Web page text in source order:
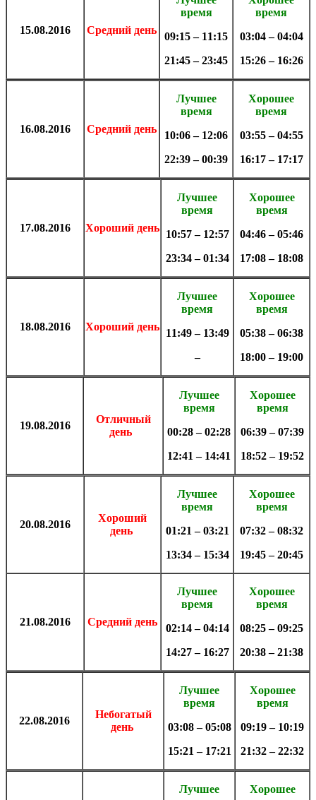
15.08.2016 Средний день
время
09:15 – 11:15
21:45 – 23:45
время
03:04 – 04:04
15:26 – 16:26
16.08.2016 Средний день
Лучшее
время
10:06 – 12:06
22:39 – 00:39
Хорошее
время
03:55 – 04:55
16:17 – 17:17
17.08.2016 Хороший день
Лучшее
время
10:57 – 12:57
23:34 – 01:34
Хорошее
время
04:46 – 05:46
17:08 – 18:08
18.08.2016 Хороший день
Лучшее
время
11:49 – 13:49
–
Хорошее
время
05:38 – 06:38
18:00 – 19:00
19.08.2016
Отличный
день
Лучшее
время
00:28 – 02:28
12:41 – 14:41
Хорошее
время
06:39 – 07:39
18:52 – 19:52
20.08.2016
Хороший
день
Лучшее
время
01:21 – 03:21
13:34 – 15:34
Хорошее
время
07:32 – 08:32
19:45 – 20:45
21.08.2016 Средний день
Лучшее
время
02:14 – 04:14
14:27 – 16:27
Хорошее
время
08:25 – 09:25
20:38 – 21:38
22.08.2016
Небогатый
день
Лучшее
время
03:08 – 05:08
15:21 – 17:21
Хорошее
время
09:19 – 10:19
21:32 – 22:32
Лучшее
Хорошее